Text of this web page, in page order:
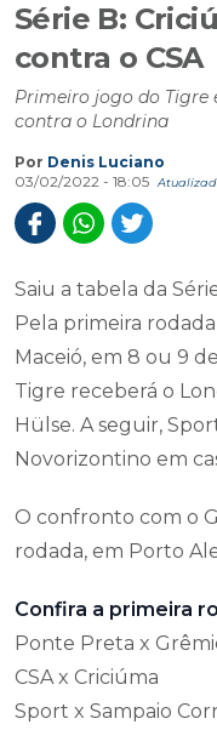
Série B:
contra o CSA
Primeiro jogo do Tigre
contra o Londrina
Por Denis Luciano
03/02/2022 - 18:05
Saiu a tabela da
Pela primeira
Maceió, em 8 ou 9
Tigre receberá o
Hülse. A seguir,
Novorizontino em
O confronto com o
rodada, em Porto
Confira a primeira
Ponte Preta x
CSA x Criciúma
Sport x Sampaio